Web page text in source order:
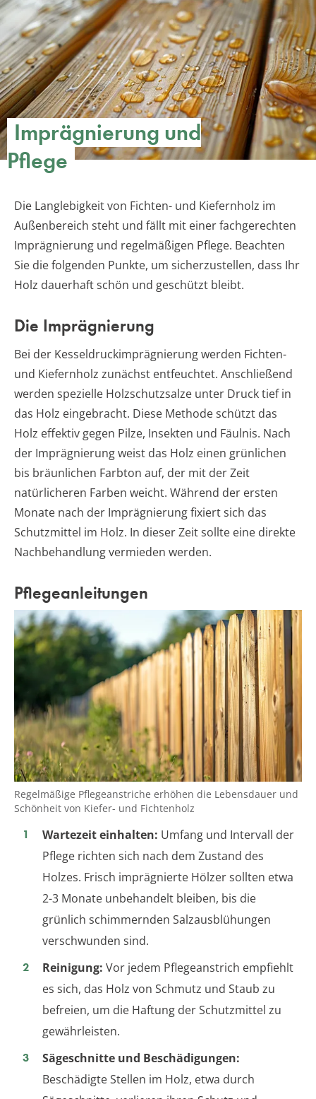
Imprägnierung und
Pflege
Die Langlebigkeit von Fichten- und Kiefernholz im
Außenbereich steht und fällt mit einer fachgerechten
Imprägnierung und regelmäßigen Pflege. Beachten
Sie die folgenden Punkte, um sicherzustellen, dass Ihr
Holz dauerhaft schön und geschützt bleibt.
Die Imprägnierung
Bei der Kesseldruckimprägnierung werden Fichten-
und Kiefernholz zunächst entfeuchtet. Anschließend
werden spezielle Holzschutzsalze unter Druck tief in
das Holz eingebracht. Diese Methode schützt das
Holz effektiv gegen Pilze, Insekten und Fäulnis. Nach
der Imprägnierung weist das Holz einen grünlichen
bis bräunlichen Farbton auf, der mit der Zeit
natürlicheren Farben weicht. Während der ersten
Monate nach der Imprägnierung fixiert sich das
Schutzmittel im Holz. In dieser Zeit sollte eine direkte
Nachbehandlung vermieden werden.
Pflegeanleitungen
Regelmäßige Pflegeanstriche erhöhen die Lebensdauer und
Schönheit von Kiefer- und Fichtenholz
Wartezeit einhalten: Umfang und Intervall der
Pflege richten sich nach dem Zustand des
Holzes. Frisch imprägnierte Hölzer sollten etwa
2-3 Monate unbehandelt bleiben, bis die
grünlich schimmernden Salzausblühungen
verschwunden sind.
Reinigung: Vor jedem Pflegeanstrich empfiehlt
es sich, das Holz von Schmutz und Staub zu
befreien, um die Haftung der Schutzmittel zu
gewährleisten.
Sägeschnitte und Beschädigungen:
Beschädigte Stellen im Holz, etwa durch